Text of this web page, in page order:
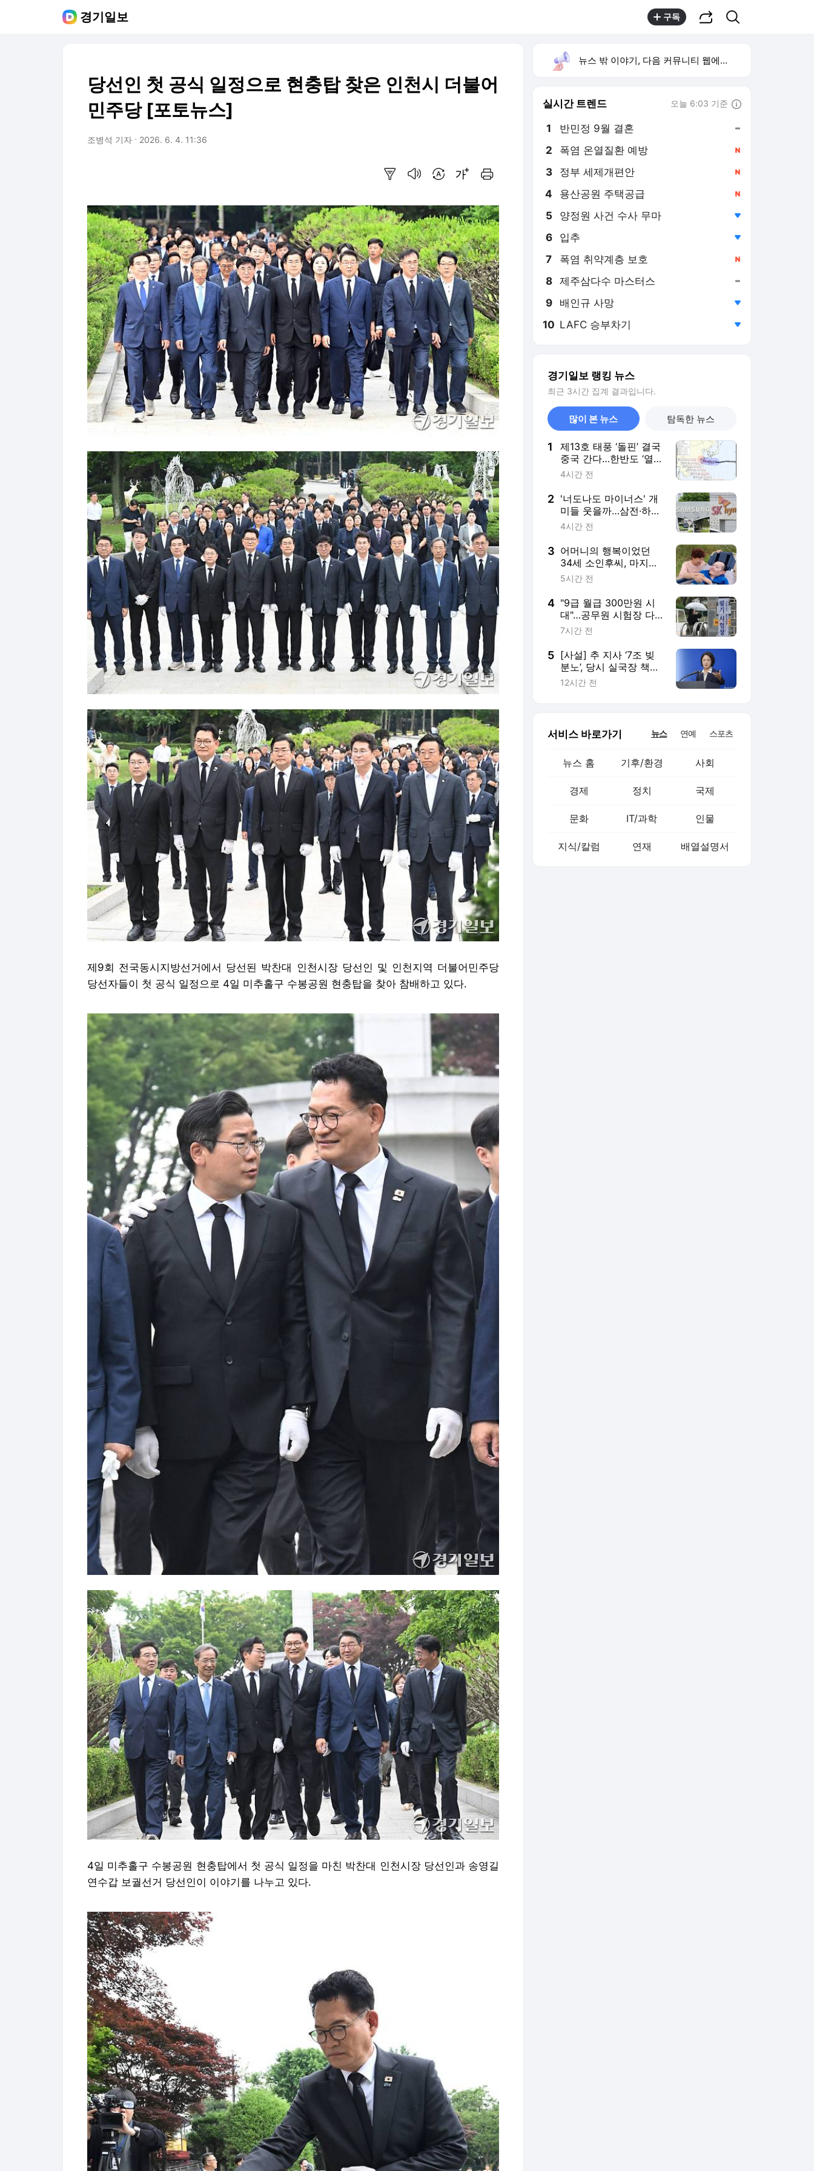
경기일보 구독
당선인 첫 공식 일정으로 현충탑 찾은 인천시 더불어
민주당 [포토뉴스]
조병석 기자 2026. 6. 4. 11:36
제9회 전국동시지방선거에서 당선된 박찬대 인천시장 당선인 및 인천지역 더불어민주당
당선자들이 첫 공식 일정으로 4일 미추홀구 수봉공원 현충탑을 찾아 참배하고 있다.
4일 미추홀구 수봉공원 현충탑에서 첫 공식 일정을 마친 박찬대 인천시장 당선인과 송영길
연수갑 보궐선거 당선인이 이야기를 나누고 있다.
뉴스 밖 이야기, 다음 커뮤니티 웹에서 보기
실시간 트렌드 오늘 6:03 기준
1 반민정 9월 결혼
2 폭염 온열질환 예방
3 정부 세제개편안
4 용산공원 주택공급
5 양정원 사건 수사 무마
6 입추
7 폭염 취약계층 보호
8 제주삼다수 마스터스
9 배인규 사망
10 LAFC 승부차기
경기일보 랭킹 뉴스
최근 3시간 집계 결과입니다.
많이 본 뉴스 탐독한 뉴스
1
제13호 태풍 ‘돌핀’ 결국
중국 간다…한반도 ‘열풍
폭탄’ 안길 듯
4시간 전
2 '너도나도 마이너스' 개
미들 웃을까…삼전·하이
닉스 '역대급 배당' 예고
4시간 전
3 어머니의 행복이었던
34세 소인후씨, 마지막
순간 4명에 새 생명 ‘선
5시간 전
4 "9급 월급 300만원 시
대"…공무원 시험장 다
시 북적이나
7시간 전
5 [사설] 추 지사 ‘7조 빚
분노’, 당시 실국장 책임
도 묻나
12시간 전
서비스 바로가기 뉴스 연예 스포츠
뉴스 홈 기후/환경 사회
경제 정치 국제
문화 IT/과학 인물
지식/칼럼 연재 배열설명서